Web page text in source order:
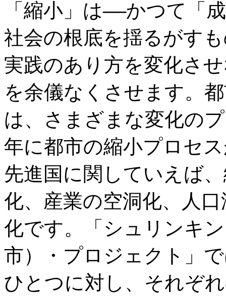
「縮小」は——かつて「
社会の根底を揺るがす
実践のあり方を変化さ
を余儀なくさせます。
は、さまざまな変化の
年に都市の縮小プロセ
先進国に関していえば
化、産業の空洞化、人
化です。「シュリンキ
市）・プロジェクト」
ひとつに対し、それぞ